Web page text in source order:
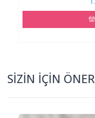
SİZİN İÇİN